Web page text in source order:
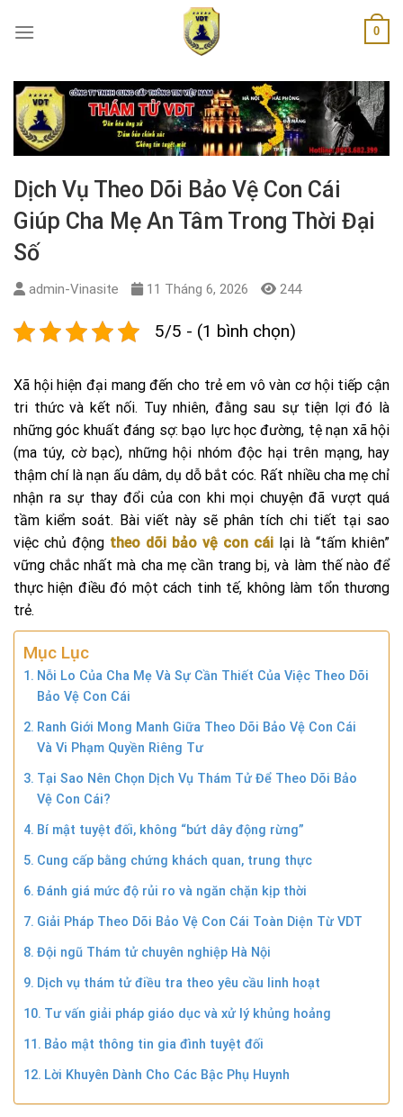
0
Dịch Vụ Theo Dõi Bảo Vệ Con Cái
Giúp Cha Mẹ An Tâm Trong Thời Đại
Số
admin-Vinasite 11 Tháng 6, 2026 244
5/5 - (1 bình chọn)
Xã hội hiện đại mang đến cho trẻ em vô vàn cơ hội tiếp cận
tri thức và kết nối. Tuy nhiên, đằng sau sự tiện lợi đó là
những góc khuất đáng sợ: bạo lực học đường, tệ nạn xã hội
(ma túy, cờ bạc), những hội nhóm độc hại trên mạng, hay
thậm chí là nạn ấu dâm, dụ dỗ bắt cóc. Rất nhiều cha mẹ chỉ
nhận ra sự thay đổi của con khi mọi chuyện đã vượt quá
tầm kiểm soát. Bài viết này sẽ phân tích chi tiết tại sao
việc chủ động theo dõi bảo vệ con cái lại là “tấm khiên”
vững chắc nhất mà cha mẹ cần trang bị, và làm thế nào để
thực hiện điều đó một cách tinh tế, không làm tổn thương
trẻ.
Mục Lục
Nỗi Lo Của Cha Mẹ Và Sự Cần Thiết Của Việc Theo Dõi
Bảo Vệ Con Cái
Ranh Giới Mong Manh Giữa Theo Dõi Bảo Vệ Con Cái
Và Vi Phạm Quyền Riêng Tư
Tại Sao Nên Chọn Dịch Vụ Thám Tử Để Theo Dõi Bảo
Vệ Con Cái?
Bí mật tuyệt đối, không “bứt dây động rừng”
Cung cấp bằng chứng khách quan, trung thực
Đánh giá mức độ rủi ro và ngăn chặn kịp thời
Giải Pháp Theo Dõi Bảo Vệ Con Cái Toàn Diện Từ VDT
Đội ngũ Thám tử chuyên nghiệp Hà Nội
Dịch vụ thám tử điều tra theo yêu cầu linh hoạt
Tư vấn giải pháp giáo dục và xử lý khủng hoảng
Bảo mật thông tin gia đình tuyệt đối
Lời Khuyên Dành Cho Các Bậc Phụ Huynh